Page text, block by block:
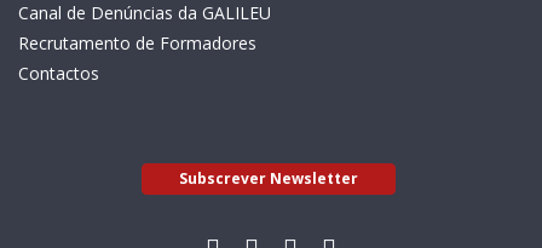
Canal de Denúncias da GALILEU
Recrutamento de Formadores
Contactos
Subscrever Newsletter